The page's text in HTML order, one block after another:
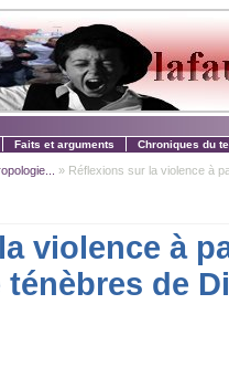
Faits et arguments Chroniques du
» Réflexions sur la violence à
violence à
de